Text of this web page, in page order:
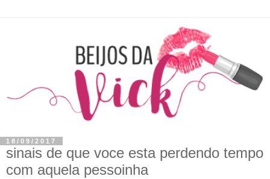
18/09/2017
sinais de que voce esta perdendo tempo
com aquela pessoinha